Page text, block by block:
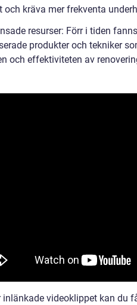
och kräva mer frekventa
resurser: Förr i tiden
produkter och tekniker
och effektiviteten av
inlänkade videoklippet kan du